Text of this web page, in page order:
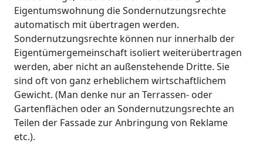
Eigentumswohnung die Sondernutzungsrechte
automatisch mit übertragen werden.
Sondernutzungsrechte können nur innerhalb der
Eigentümergemeinschaft isoliert weiterübertragen
werden, aber nicht an außenstehende Dritte. Sie
sind oft von ganz erheblichem wirtschaftlichem
Gewicht. (Man denke nur an Terrassen- oder
Gartenflächen oder an Sondernutzungsrechte an
Teilen der Fassade zur Anbringung von Reklame
etc.).